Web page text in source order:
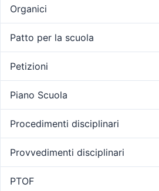
Organici
Patto per la scuola
Petizioni
Piano Scuola
Procedimenti disciplinari
Provvedimenti disciplinari
PTOF